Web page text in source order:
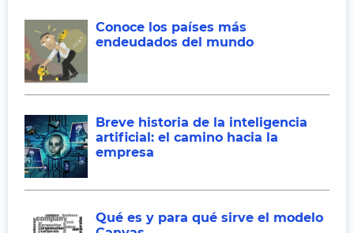
Conoce los países más
endeudados del mundo
Breve historia de la inteligencia
artificial: el camino hacia la
empresa
Qué es y para qué sirve el modelo